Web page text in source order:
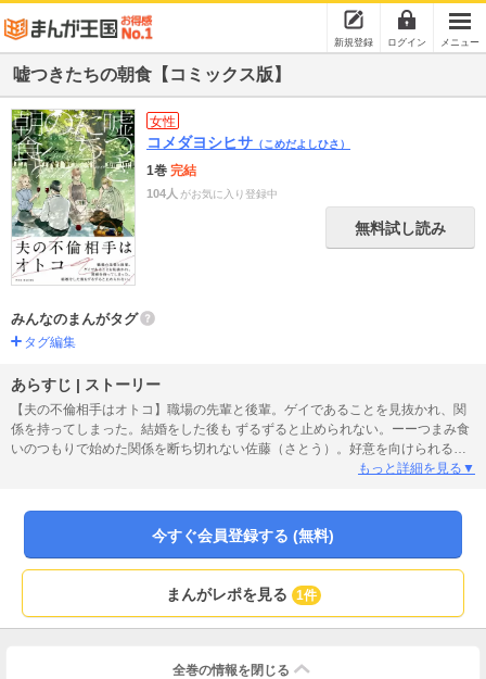
新規登録 ログイン メニュー
嘘つきたちの朝食【コミックス版】
女性
コメダヨシヒサ （こめだよしひさ）
1巻 完結
104人 がお気に入り登録中
無料試し読み
みんなのまんがタグ
タグ編集
あらすじ | ストーリー
【夫の不倫相手はオトコ】職場の先輩と後輩。ゲイであることを見抜かれ、関
係を持ってしまった。結婚をした後も ずるずると止められない。ーーつまみ食
いのつもりで始めた関係を断ち切れない佐藤（さとう）。好意を向けられると
受け入れてしまう木村（きむら）。2人の不倫を目撃してしまった同僚・香菜
を加えたコミックス版です。重複購入にお気をつけ下さい。
もっと詳細を見る▼
今すぐ会員登録する (無料)
まんがレポを見る 1件
全巻の情報を 閉じる